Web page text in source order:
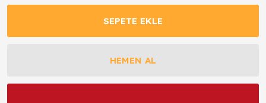
SEPETE EKLE
HEMEN AL